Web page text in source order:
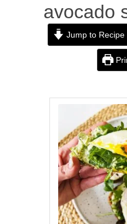
avocado
Jump to Recipe